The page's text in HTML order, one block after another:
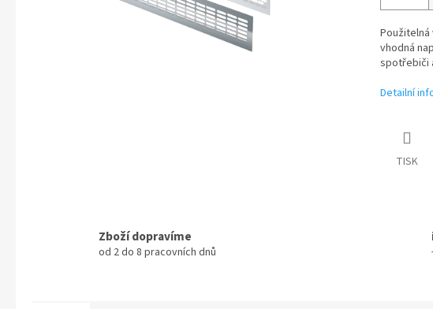
vhodná
spotřebiči
Detailní
TISK
Zboží dopravíme
od 2 do 8 pracovních dnů